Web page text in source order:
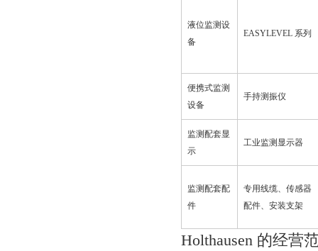
液位监测设
备
EASYLEVEL 系列
便携式监测
设备
手持测振仪
监测配套显
示
工业监测显示器
监测配套配
件
专用线缆、传感器
配件、安装支架
Holthausen 的经营